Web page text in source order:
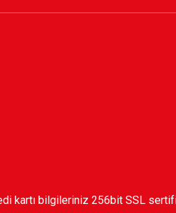
kartı bilgileriniz 256bit SSL